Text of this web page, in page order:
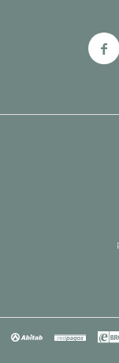
